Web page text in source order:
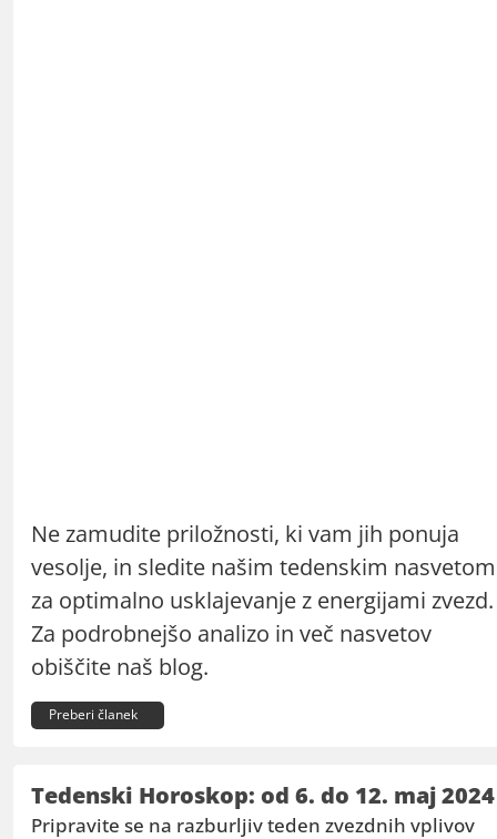
Ne zamudite priložnosti, ki vam jih ponuja
vesolje, in sledite našim tedenskim nasvetom
za optimalno usklajevanje z energijami zvezd.
Za podrobnejšo analizo in več nasvetov
obiščite naš blog.
Preberi članek
Tedenski Horoskop: od 6. do 12. maj 2024
Pripravite se na razburljiv teden zvezdnih vplivov